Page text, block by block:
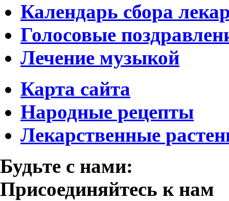
Календарь сбора
Голосовые
Лечение музыкой
Карта сайта
Народные рецепты
Лекарственные
Будьте с нами:
Присоединяйтесь к нам